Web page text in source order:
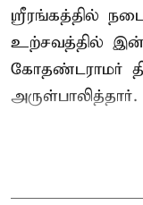
ஸ்ரீரங்கத்தில்
உற்சவத்தில்
கோதண்டராமர்
அருள்பாலித்தார்.